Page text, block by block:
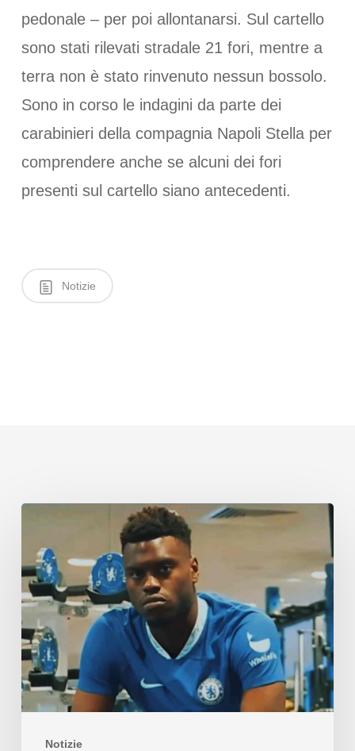
pedonale – per poi allontanarsi. Sul cartello
sono stati rilevati stradale 21 fori, mentre a
terra non è stato rinvenuto nessun bossolo.
Sono in corso le indagini da parte dei
carabinieri della compagnia Napoli Stella per
comprendere anche se alcuni dei fori
presenti sul cartello siano antecedenti.
Notizie
Notizie